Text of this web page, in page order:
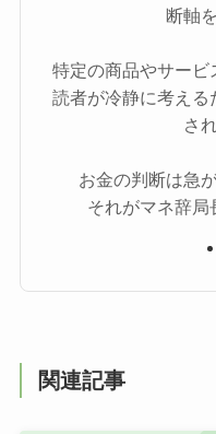
断軸
特定の商品やサービ
読者が冷静に考え
さ
お金の判断は急
それがマネ辞局
関連記事